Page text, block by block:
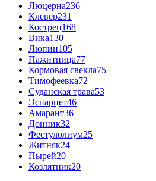
Люцерна236
Клевер231
Кострец168
Вика130
Люпин105
Пажитница77
Кормовая свекла75
Тимофеевка72
Суданская трава53
Эспарцет46
Амарант36
Донник32
Фестулолиум25
Житняк24
Пырей20
Козлятник20